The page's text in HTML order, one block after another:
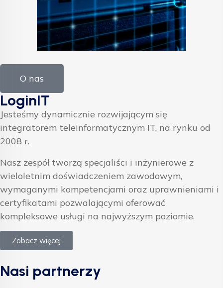
O nas
LoginIT
Jesteśmy dynamicznie rozwijającym się
integratorem teleinformatycznym IT, na rynku od
2008 r.
Nasz zespół tworzą specjaliści i inżynierowe z
wieloletnim doświadczeniem zawodowym,
wymaganymi kompetencjami oraz uprawnieniami i
certyfikatami pozwalającymi oferować
kompleksowe usługi na najwyższym poziomie.
Zobacz więcej
Nasi partnerzy